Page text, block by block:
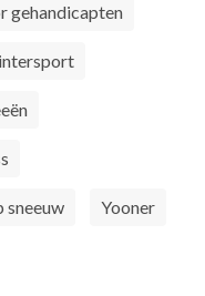
gehandicapten
sneeuw Yooner